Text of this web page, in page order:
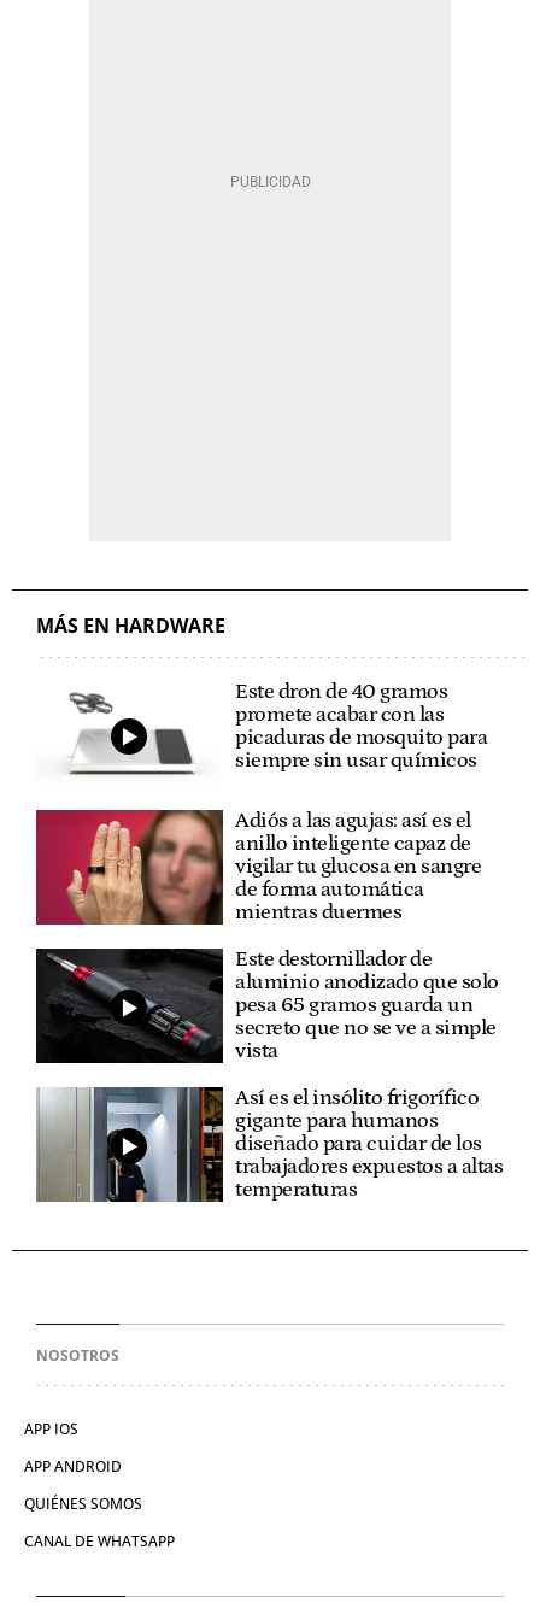
MÁS EN HARDWARE
Este dron de 40 gramos
promete acabar con las
picaduras de mosquito para
siempre sin usar químicos
Adiós a las agujas: así es el
anillo inteligente capaz de
vigilar tu glucosa en sangre
de forma automática
mientras duermes
Este destornillador de
aluminio anodizado que solo
pesa 65 gramos guarda un
secreto que no se ve a simple
vista
Así es el insólito frigorífico
gigante para humanos
diseñado para cuidar de los
trabajadores expuestos a altas
temperaturas
NOSOTROS
APP IOS
APP ANDROID
QUIÉNES SOMOS
CANAL DE WHATSAPP